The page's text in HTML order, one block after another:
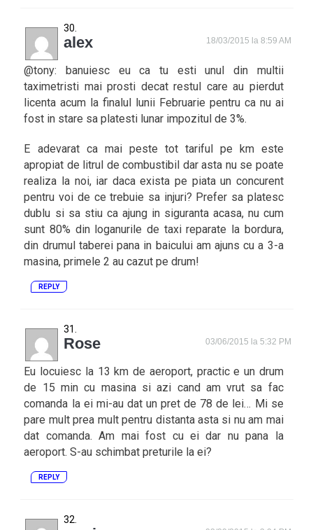
alex 18/03/2015 la 8:59 AM
@tony: banuiesc eu ca tu esti unul din multii
taximetristi mai prosti decat restul care au pierdut
licenta acum la finalul lunii Februarie pentru ca nu ai
fost in stare sa platesti lunar impozitul de 3%.
E adevarat ca mai peste tot tariful pe km este
apropiat de litrul de combustibil dar asta nu se poate
realiza la noi, iar daca exista pe piata un concurent
pentru voi de ce trebuie sa injuri? Prefer sa platesc
dublu si sa stiu ca ajung in siguranta acasa, nu cum
sunt 80% din loganurile de taxi reparate la bordura,
din drumul taberei pana in baicului am ajuns cu a 3-a
masina, primele 2 au cazut pe drum!
REPLY
Rose 03/06/2015 la 5:32 PM
Eu locuiesc la 13 km de aeroport, practic e un drum
de 15 min cu masina si azi cand am vrut sa fac
comanda la ei mi-au dat un pret de 78 de lei… Mi se
pare mult prea mult pentru distanta asta si nu am mai
dat comanda. Am mai fost cu ei dar nu pana la
aeroport. S-au schimbat preturile la ei?
REPLY